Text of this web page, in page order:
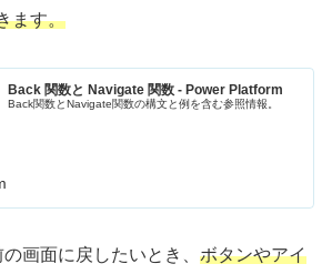
ます。
Back 関数と Navigate 関数 - Power Platform
Back関数とNavigate関数の構文と例を含む参照情報。
画面に戻したいとき、 ボタンやアイ